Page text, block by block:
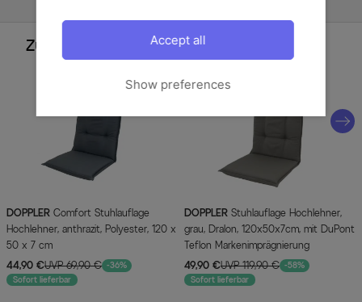
Zubehör
DOPPLER
Hochlehner, anthrazit, Polyester, 120 x
50 x 7 cm
44,90 €UVP 69,90 € -36%
Sofort lieferbar
DOPPLER
grau, Dralon, 120x50x7cm, mit DuPont
Teflon Markenimprägnierung
49,90 €UVP 119,90 € -58%
Sofort lieferbar
Show preferences
Accept all